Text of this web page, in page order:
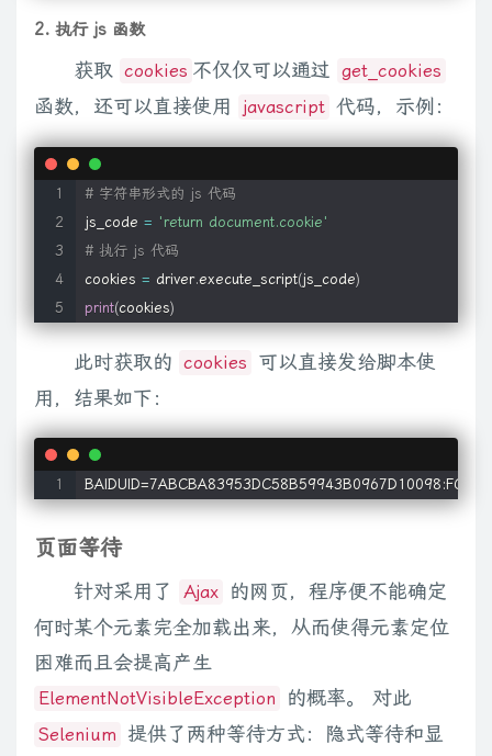
2. 执行 js 函数
获取 cookies 不仅仅可以通过 get_cookies
函数，还可以直接使用 javascript 代码，示例：
# 字符串形式的 js 代码
js_code = 'return document.cookie'
# 执行 js 代码
cookies = driver.execute_script(js_code)
print(cookies)
此时获取的 cookies
可以直接发给脚本使
用，结果如下：
页面等待
针对采用了 Ajax
的网页，程序便不能确定
何时某个元素完全加载出来，从而使得元素定位
困难而且会提高产生
ElementNotVisibleException 的概率。 对此
Selenium
提供了两种等待方式：隐式等待和显